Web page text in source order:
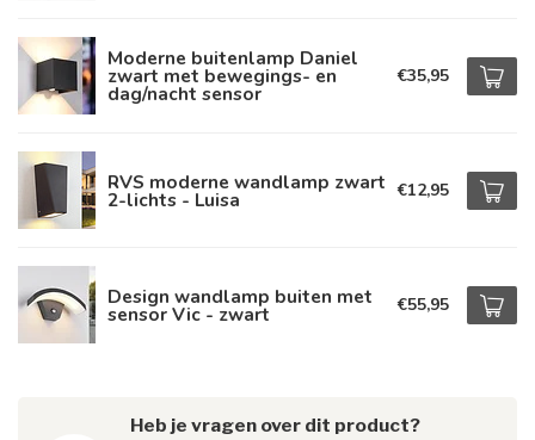
Moderne buitenlamp Daniel
zwart met bewegings- en
dag/nacht sensor
€35,95
RVS moderne wandlamp zwart
2-lichts - Luisa €12,95
Design wandlamp buiten met
sensor Vic - zwart €55,95
Heb je vragen over dit product?